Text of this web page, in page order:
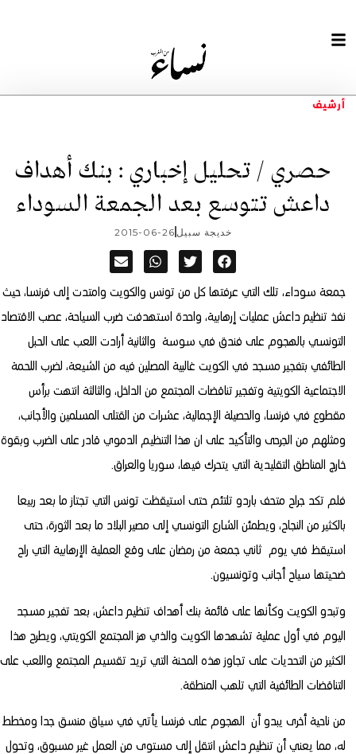
أرشيف
حصري / تحليل إخباري : بنك أهداف
داعش تتوسع بعد الجمعة السوداء
خديجة سبيل 2015-06-26
جمعة سوداء، تلك التي عرفتها كل من تونس والكويت وامتدت إلى فرنسا، حيث
نفذ تنظيم داعش عمليات إرهابية، واحدة استهدفت ضرب السياحة، عصب الاقتصاد
التونسي بالهجوم على فندق في سوسة والثانية أرادت اللعب على الحبل
الطائفي بتفجير مسجد في الكويت غالبية المصلين فيه من الشيعة، لضرب اللحمة
الاجتماعية الكويتية وتفجير تناقضات المجتمع من الداخل، والثالثة انتهت برأس
مقطوع في فرنسا، والحصيلة الإجمالية، عشرات من القتلى المسلمين والأجانب،
ومثلهم من الجرحى والتأكيد على ان هذا التنظيم الدموي قادر على الضرب وبقوة
خارج المناطق التقليدية التي يتحرك فيها، سوريا والعراق.
فلم تكد جراح متحف باردو تلتئم حتى استيقظت تونس التي تجتاز ما بعد ربيعا
بالكثير من النجاح، ويطمئن الشارع التونسي إلى مصير البلاد ما بعد الثورة، حتى
استيقظ في يوم ثاني جمعة من رمضان على وقع العملية الإرهابية التي راح
ضحيتها سياح أجانب وتونسيون.
وتبدو الكويت وكأنها على قائمة بنك أهداف تنظيم داعش، بعد تفجير مسجد
اليوم في أول عملية تشهدها الكويت والذي هز المجتمع الكويتي، ويطرح هذا
الكثير من التحديات على تجاوز هذه المحنة التي تريد تقسيم المجتمع واللعب على
التناقضات الطائفية التي تلهب المنطقة.
من ناحية أخرى يبدو أن الهجوم على فرنسا يأتي في سياق منسق جدا ومخطط
له، مما يعني أن تنظيم داعش انتقل إلى مستوى من العمل غير مسبوق، وتحول